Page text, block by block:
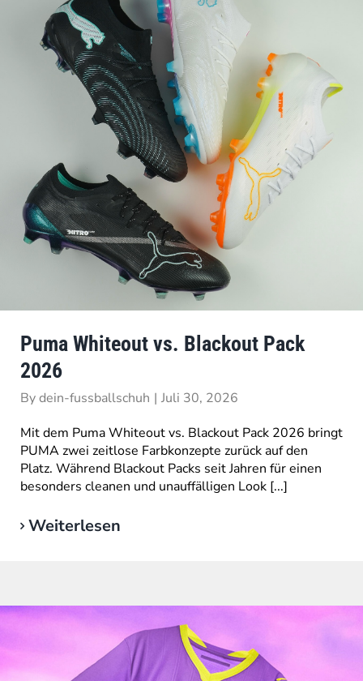
Puma Whiteout vs. Blackout Pack
2026
Bydein-fussballschuh | Juli 30, 2026
Mit dem Puma Whiteout vs. Blackout Pack 2026 bringt
PUMA zwei zeitlose Farbkonzepte zurück auf den
Platz. Während Blackout Packs seit Jahren für einen
besonders cleanen und unauffälligen Look [...]
Weiterlesen